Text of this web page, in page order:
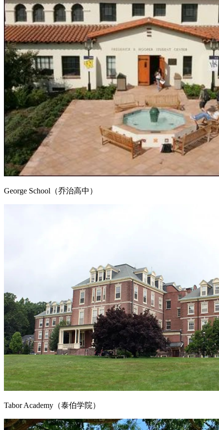
George School（乔治高中）
Tabor Academy（泰伯学院）